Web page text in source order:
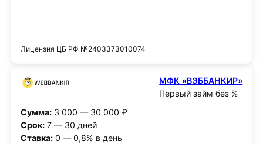
Лицензия ЦБ РФ №2403373010074
МФК «ВЭББАНКИР»
Первый займ без %
Сумма:3 000 — 30 000 ₽
Срок:7 — 30 дней
Ставка:0 — 0,8% в день